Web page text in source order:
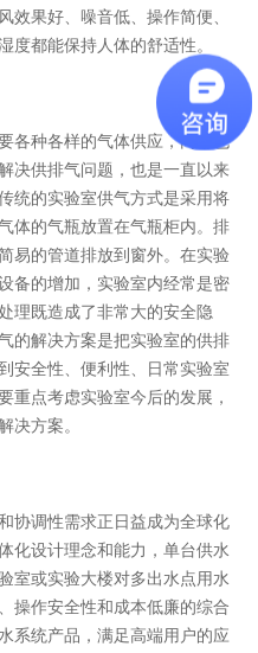
效果好、噪音低、操作简便、
度都能保持人体的舒适性。
种各样的气体供应，同时也
决供排气问题，也是一直以来
统的实验室供气方式是采用将
体的气瓶放置在气瓶柜内。排
易的管道排放到窗外。在实验
备的增加，实验室内经常是密
理既造成了非常大的安全隐
的解决方案是把实验室的供排
安全性、便利性、日常实验室
重点考虑实验室今后的发展，
决方案。
调性需求正日益成为全球化
化设计理念和能力，单台供水
室或实验大楼对多出水点用水
操作安全性和成本低廉的综合
系统产品，满足高端用户的应